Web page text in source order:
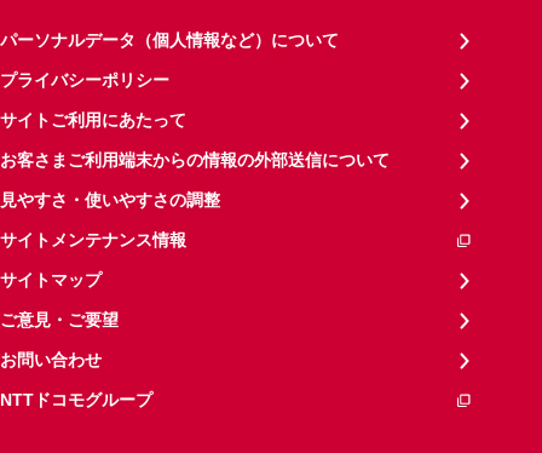
パーソナルデータ（個人情報など）について
プライバシーポリシー
サイトご利用にあたって
お客さまご利用端末からの情報の外部送信について
見やすさ・使いやすさの調整
サイトメンテナンス情報
サイトマップ
ご意見・ご要望
お問い合わせ
NTTドコモグループ